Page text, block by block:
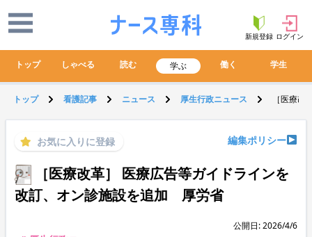
新規登録 ログイン
トップ しゃべる 読む 学ぶ 働く 学生
トップ 看護記事 ニュース 厚生行政ニュース ［医療
お気に入りに登録 編集ポリシー
［医療改革］ 医療広告等ガイドラインを
改訂、オン診施設を追加 厚労省
公開日: 2026/4/6